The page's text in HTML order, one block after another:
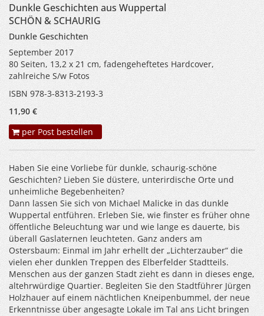
Dunkle Geschichten aus Wuppertal
SCHÖN & SCHAURIG
Dunkle Geschichten
September 2017
80 Seiten, 13,2 x 21 cm, fadengeheftetes Hardcover,
zahlreiche S/w Fotos
ISBN 978-3-8313-2193-3
11,90 €
per Post bestellen
Haben Sie eine Vorliebe für dunkle, schaurig-schöne
Geschichten? Lieben Sie düstere, unterirdische Orte und
unheimliche Begebenheiten?
Dann lassen Sie sich von Michael Malicke in das dunkle
Wuppertal entführen. Erleben Sie, wie finster es früher ohne
öffentliche Beleuchtung war und wie lange es dauerte, bis
überall Gaslaternen leuchteten. Ganz anders am
Ostersbaum: Einmal im Jahr erhellt der „Lichterzauber“ die
vielen eher dunklen Treppen des Elberfelder Stadtteils.
Menschen aus der ganzen Stadt zieht es dann in dieses enge,
altehrwürdige Quartier. Begleiten Sie den Stadtführer Jürgen
Holzhauer auf einem nächtlichen Kneipenbummel, der neue
Erkenntnisse über angesagte Lokale im Tal ans Licht bringen